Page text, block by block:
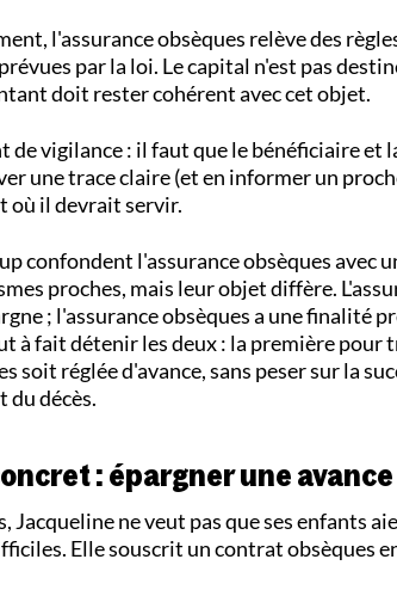
l'assurance obsèques relève des
par la loi. Le capital n'est pas
doit rester cohérent avec cet objet.
de vigilance : il faut que le bénéficiaire
une trace claire (et en informer un
où il devrait servir.
confondent l'assurance obsèques avec
proches, mais leur objet diffère.
; l'assurance obsèques a une finalité
à fait détenir les deux : la première pour
soit réglée d'avance, sans peser sur la
du décès.
: épargner une
Jacqueline ne veut pas que ses enfants
Elle souscrit un contrat obsèques